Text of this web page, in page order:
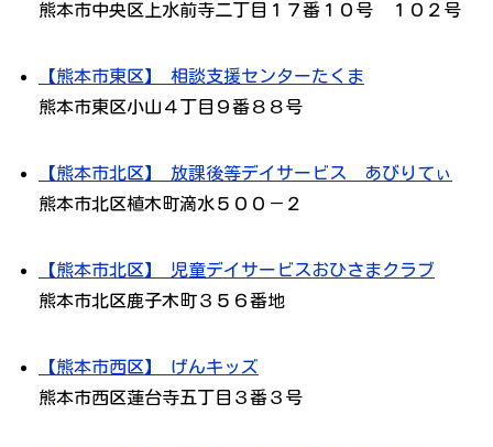
熊本市中央区上水前寺二丁目１７番１０号 １０２号
【熊本市東区】 相談支援センターたくま
熊本市東区小山４丁目９番８８号
【熊本市北区】 放課後等デイサービス あびりてぃ
熊本市北区植木町滴水５００－２
【熊本市北区】 児童デイサービスおひさまクラブ
熊本市北区鹿子木町３５６番地
【熊本市西区】 げんキッズ
熊本市西区蓮台寺五丁目３番３号